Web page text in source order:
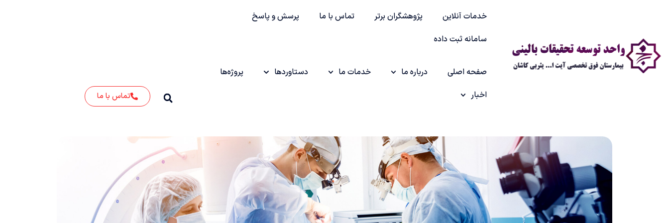
خدمات آنلاین پژوهشگران برتر تماس با ما
پرسش و پاسخ
سامانه ثبت داده
صفحه اصلی درباره ما خدمات ما دستاوردها
پروژه‌ها
اخبار
تماس با ما